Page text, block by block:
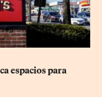
espacios para